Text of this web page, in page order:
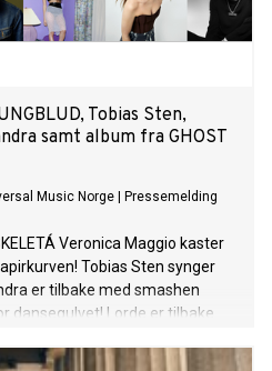
Tobias Sten,
samt album fra GHOST
Music Norge Pressemelding
Veronica Maggio kaster
Tobias Sten synger
er tilbake med smashen
dansegulvet! Lorde er tilbake
Lorde, Jim-E Stack og Dan